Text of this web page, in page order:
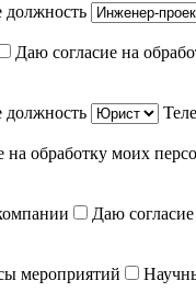
должность
Даю согласие на
должность
на обработку моих
Даю
мероприятий